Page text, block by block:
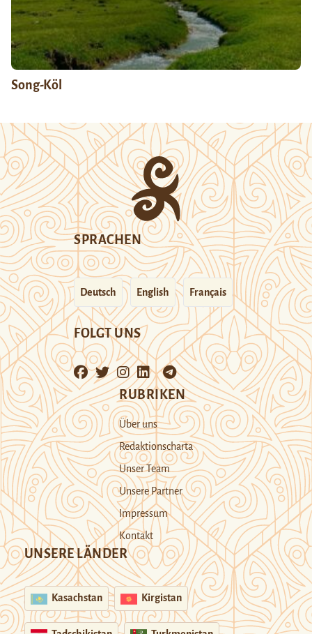
Song-Köl
SPRACHEN
Deutsch English Français
FOLGT UNS
RUBRIKEN
Über uns
Redaktionscharta
Unser Team
Unsere Partner
Impressum
Kontakt
UNSERE LÄNDER
Kasachstan Kirgistan